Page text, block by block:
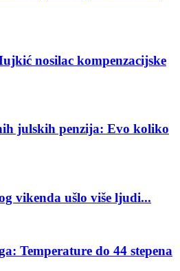
nosilac kompenzacijske
julskih penzija: Evo koliko
vikenda ušlo više ljudi...
Temperature do 44 stepena